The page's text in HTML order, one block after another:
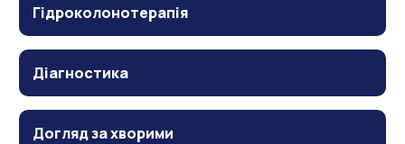
Гідроколонотерапія
Діагностика
Догляд за хворими